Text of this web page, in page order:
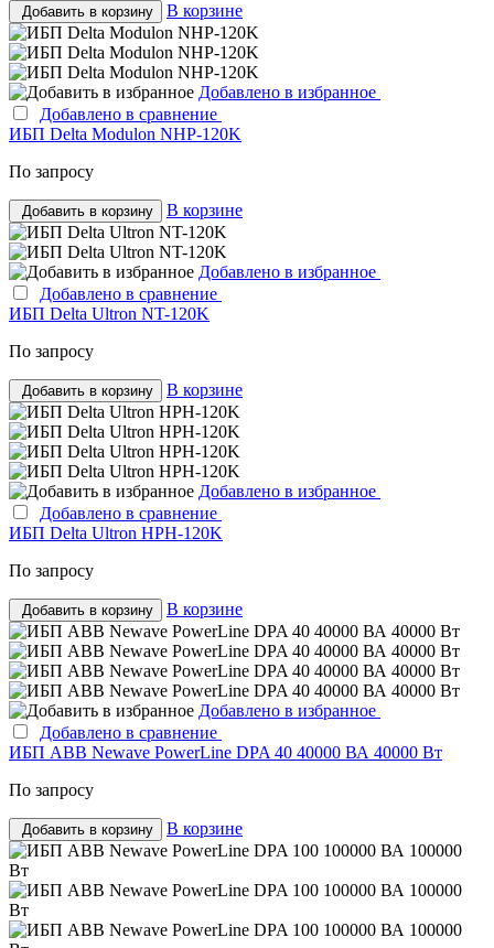
Добавить в корзину В корзине
Добавлено в избранное
Добавлено в сравнение
ИБП Delta Modulon NHP-120K
По запросу
Добавить в корзину В корзине
Добавлено в избранное
Добавлено в сравнение
ИБП Delta Ultron NT-120K
По запросу
Добавить в корзину В корзине
Добавлено в избранное
Добавлено в сравнение
ИБП Delta Ultron HPH-120K
По запросу
Добавить в корзину В корзине
Добавлено в избранное
Добавлено в сравнение
ИБП ABB Newave PowerLine DPA 40 40000 ВА 40000 Вт
По запросу
Добавить в корзину В корзине